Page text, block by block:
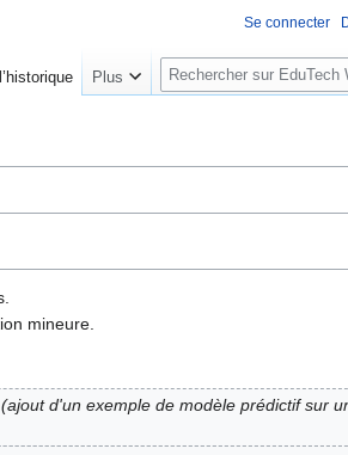
mineure.
ajout d'un exemple de modèle prédictif sur
Se connecter
Plus
R
e
e